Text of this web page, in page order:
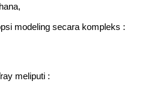
modeling secara kompleks :
meliputi :